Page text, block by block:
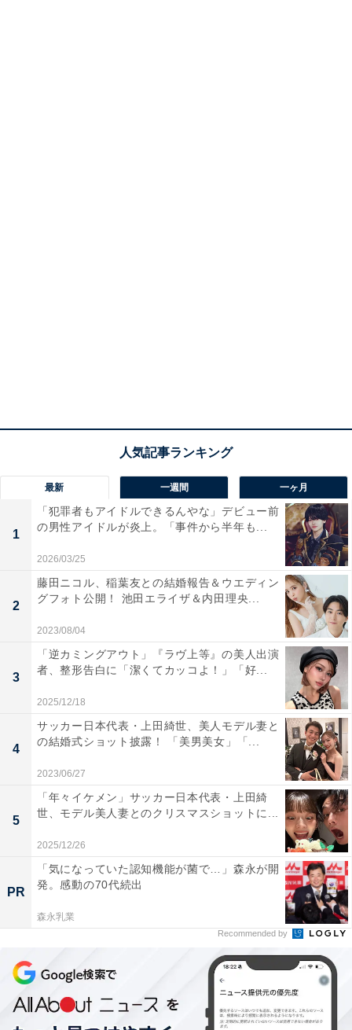
最新 一週間 一ヶ月
1
「犯罪者もアイドルできるんやな」デビュー前
の男性アイドルが炎上。「事件から半年も...
2026/03/25
2
藤田ニコル、稲葉友との結婚報告＆ウエディン
グフォト公開！ 池田エライザ＆内田理央...
2023/08/04
3
「逆カミングアウト」『ラヴ上等』の美人出演
者、整形告白に「潔くてカッコよ！」「好...
2025/12/18
4
サッカー日本代表・上田綺世、美人モデル妻と
の結婚式ショット披露！ 「美男美女」「...
2023/06/27
5
「年々イケメン」サッカー日本代表・上田綺
世、モデル美人妻とのクリスマスショットに...
2025/12/26
PR
「気になっていた認知機能が菌で…」森永が開
発。感動の70代続出
森永乳業
Recommended by